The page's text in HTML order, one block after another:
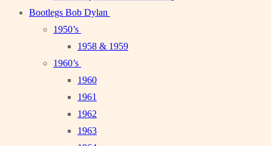
Bootlegs Bob Dylan
1950’s
1958 & 1959
1960’s
1960
1961
1962
1963